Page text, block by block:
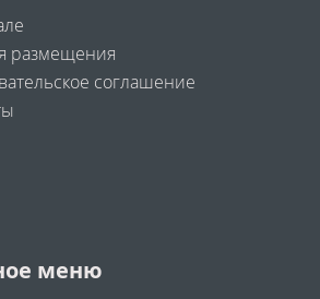
размещения
соглашение
меню